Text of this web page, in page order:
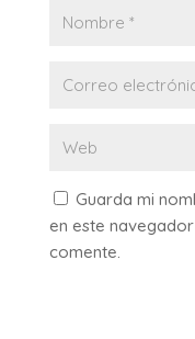
Guarda mi
en este
comente.